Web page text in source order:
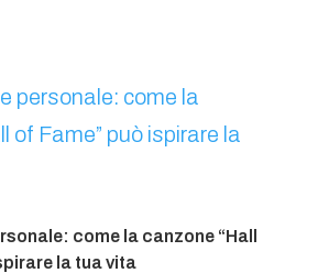
come la canzone “Hall
la tua vita